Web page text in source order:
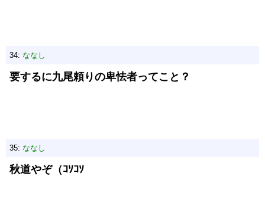
34: ななし
要するに九尾頼りの卑怯者ってこと？
35: ななし
秋道やぞ（ｺｿｺｿ